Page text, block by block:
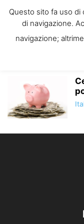
Il blog
Home Tags Quanto
quanto si
Questo sito fa uso di
di navigazione.
navigazione;